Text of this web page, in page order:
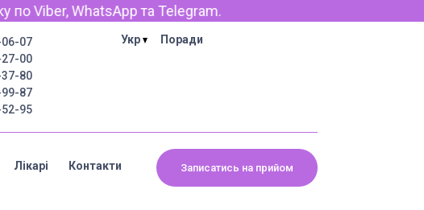
WhatsApp та Telegram.
07
00
80
87
95
Укр Поради
Лікарі Контакти Записатись на прийом